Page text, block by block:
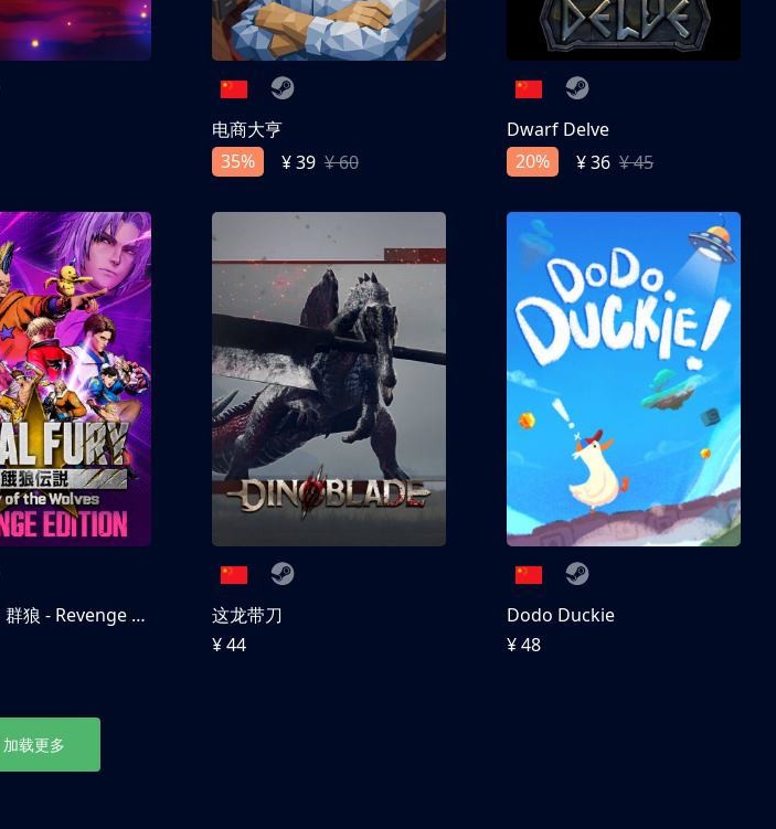
电商大亨
35%
¥ 39 ¥ 60
Dwarf Delve
20%
¥ 36 ¥ 45
饿狼传说：群狼 - Revenge Edition
这龙带刀
¥ 44
Dodo Duckie
¥ 48
加载更多